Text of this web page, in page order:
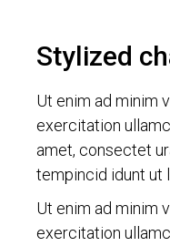
Stylized
Ut enim ad minim
exercitation
amet, consectet
tempincid idunt ut
Ut enim ad minim
exercitation